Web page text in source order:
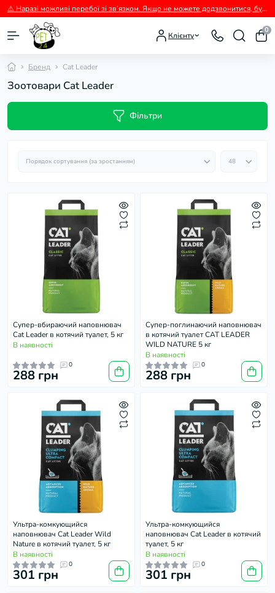
⚠️ Наразі можливі перебої зі зв’язком. Якщо не можете додзвонитися, будь ласка, пишіть нам у Viber.
Клієнту
0
Бренд Cat Leader
Зоотовари Cat Leader
Фільтри
Супер-вбираючий наповнювач
Cat Leader в котячий туалет, 5 кг
В наявності
0
288 грн
Супер-поглинаючий наповнювач
в котячий туалет CAT LEADER
WILD NATURE 5 кг
В наявності
0
288 грн
Ультра-комкующийся
наповнювач Cat Leader Wild
Nature в котячий туалет, 5 кг
В наявності
0
301 грн
Ультра-комкующийся
наповнювач Cat Leader в котячий
туалет, 5 кг
В наявності
0
301 грн